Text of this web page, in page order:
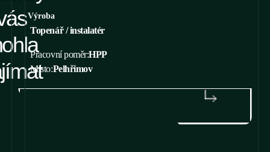
Výroba
Topenář / instalatér
Pracovní poměr:HPP
Místo:Pelhřimov